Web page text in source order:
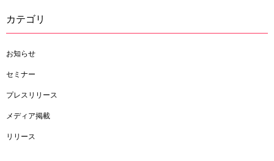
カテゴリ
お知らせ
セミナー
プレスリリース
メディア掲載
リリース